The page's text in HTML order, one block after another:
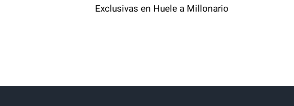
Exclusivas en Huele a Millonario